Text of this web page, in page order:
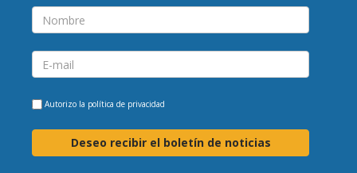
Autorizo la política de privacidad
Deseo recibir el boletín de noticias